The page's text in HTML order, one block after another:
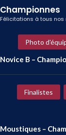
Championnes
Félicitations à tous
Photo
Novice B –
Finalistes
Moustiques –